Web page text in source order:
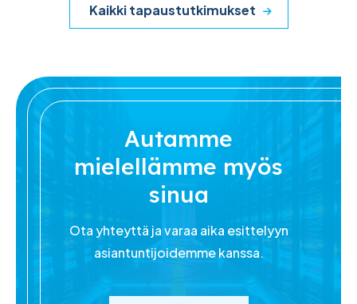
Kaikki tapaustutkimukset
Autamme
mielellämme myös
sinua
Ota yhteyttä ja varaa aika esittelyyn
asiantuntijoidemme kanssa.